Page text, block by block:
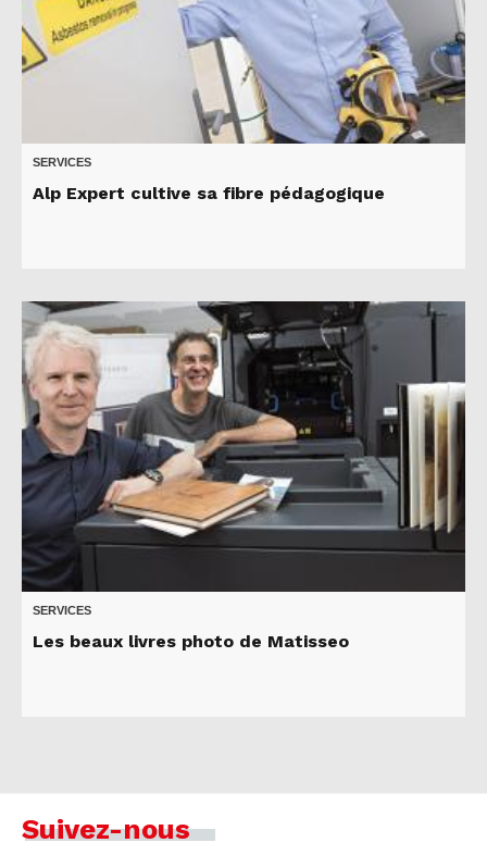
SERVICES
Alp Expert cultive sa fibre pédagogique
SERVICES
Les beaux livres photo de Matisseo
Suivez-nous